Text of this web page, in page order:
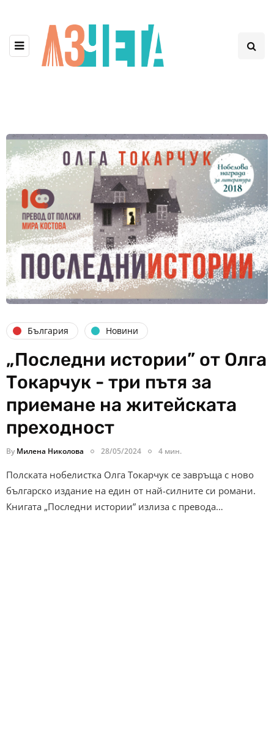
България Новини
„Последни истории” от Олга
Токарчук - три пътя за
приемане на житейската
преходност
By Милена Николова 28/05/2024 4 мин.
Полската нобелистка Олга Токарчук се завръща с ново
българско издание на един от най-силните си романи.
Книгата „Последни истории” излиза с превода…